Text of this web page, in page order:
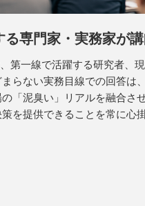
る専門家・実務家が
第一線で活躍する研究者、
らない実務目線での回答は
「泥臭い」リアルを融合さ
を提供できることを常に心